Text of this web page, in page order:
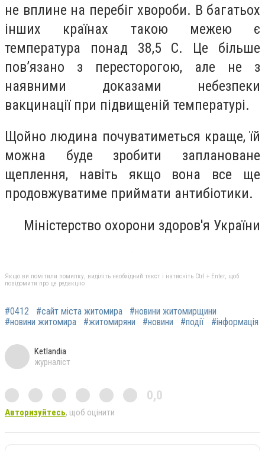
не вплине на перебіг хвороби. В багатьох
інших країнах такою межею є
температура понад 38,5 С. Це більше
пов’язано з пересторогою, але не з
наявними доказами небезпеки
вакцинації при підвищеній температурі.
Щойно людина почуватиметься краще, їй
можна буде зробити заплановане
щеплення, навіть якщо вона все ще
продовжуватиме приймати антибіотики.
Міністерство охорони здоров'я України
Якщо ви помітили помилку, виділіть необхідний текст і натисніть Ctrl + Enter, щоб
повідомити про це редакцію
#0412 #сайт міста житомира
#новини житомирщини
#новини житомира
#житомиряни #новини #події #інформація
Ketlandia
журналіст
0,0
Авторизуйтесь, щоб оцінити